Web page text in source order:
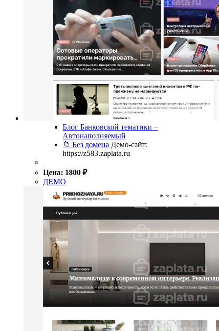
Блог Банковской тематики –
Автонаполняемый
📁 Без домена Демо-сайт:
https://z583.zaplata.ru
Цена: 1800 ₽
ДЕМО